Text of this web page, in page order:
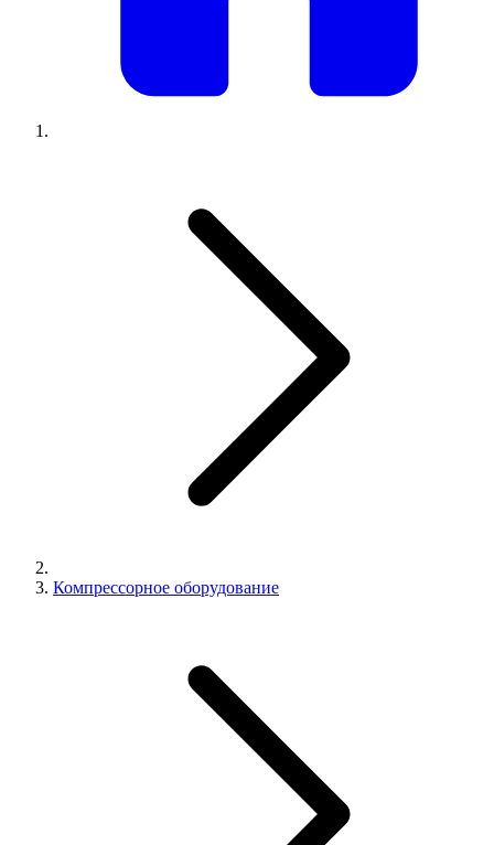
Компрессорное оборудование